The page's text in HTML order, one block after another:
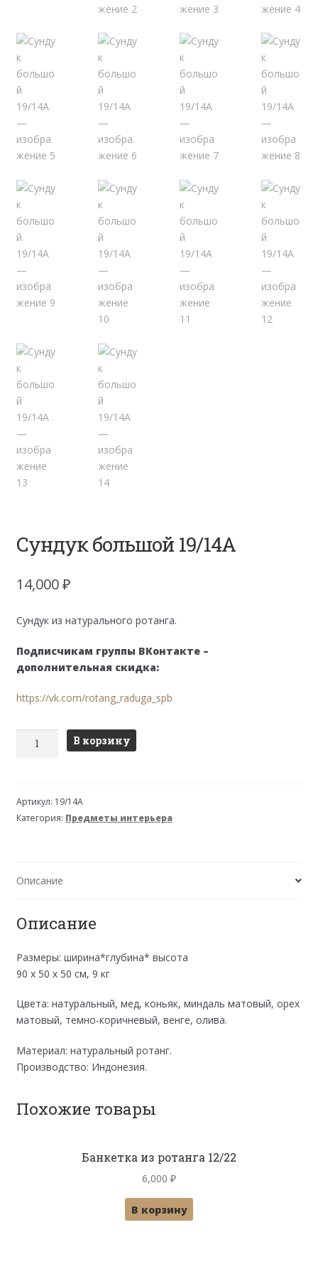
Сундук большой 19/14A
14,000₽
Сундук из натурального ротанга.
Подписчикам группы ВКонтакте –
дополнительная скидка:
https://vk.com/rotang_raduga_spb
Количество
19/14A
В корзину
Артикул: 19/14А
Категория: Предметы интерьера
Описание
Описание
Размеры: ширина*глубина* высота
90 х 50 х 50 см, 9 кг
Цвета: натуральный, мед, коньяк, миндаль матовый, орех
матовый, темно-коричневый, венге, олива.
Материал: натуральный ротанг.
Производство: Индонезия.
Похожие товары
Банкетка из ротанга 12/22
6,000 ₽
В корзину